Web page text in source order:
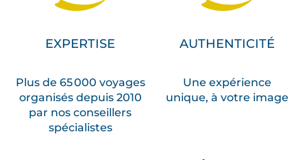
EXPERTISE
Plus de 65 000 voyages
organisés depuis 2010
par nos conseillers
spécialistes
AUTHENTICITÉ
Une expérience
unique, à votre image